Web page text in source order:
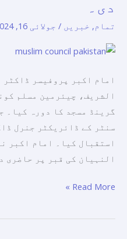
ملاقات
کی۔
دی۔
تمام, خبریں / جولائی 16, 2024
امام اکبر پروفیسر ڈاکٹر
الشریف، چیئرمین مسلم
گرینڈ مسجد کا دورہ کیا۔
سنٹر کے ڈائریکٹر جنرل
استقبال کیا۔ امام اکبر
النہیان کی قبر پر حاضری
نے
شیخ
زاید
کے
مزار
پر
حاضری
Read More »